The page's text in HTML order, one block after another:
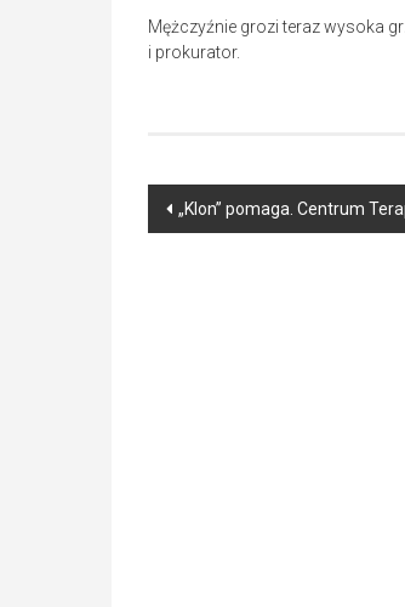
Mężczyźnie grozi teraz wysoka
i prokurator.
Post
„Klon” pomaga. Centrum